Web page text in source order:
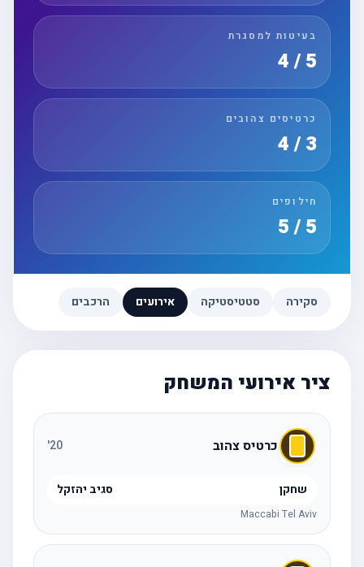
בעיטות למסגרת
כרטיסים צהובים
3 / 4
חילופים
סקירה סטטיסטיקה אירועים הרכבים
ציר אירועי המשחק
כרטיס צהוב 20
'
שחקן סגיב יהזקל
Maccabi Tel Aviv